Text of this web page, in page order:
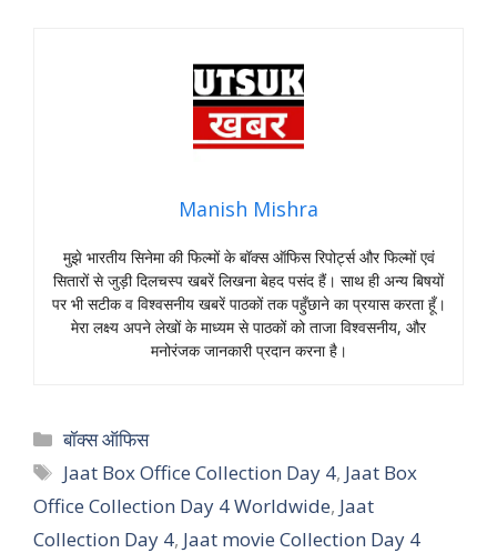
Manish Mishra
मुझे भारतीय सिनेमा की फिल्मों के बॉक्स ऑफिस रिपोर्ट्स और फिल्मों एवं
सितारों से जुड़ी दिलचस्प खबरें लिखना बेहद पसंद हैं। साथ ही अन्य बिषयों
पर भी सटीक व विश्वसनीय खबरें पाठकों तक पहुँछाने का प्रयास करता हूँ।
मेरा लक्ष्य अपने लेखों के माध्यम से पाठकों को ताजा विश्वसनीय, और
मनोरंजक जानकारी प्रदान करना है।
Categories
बॉक्स ऑफिस
Tags
Jaat Box Office Collection Day 4, Jaat Box
Office Collection Day 4 Worldwide, Jaat
Collection Day 4, Jaat movie Collection Day 4